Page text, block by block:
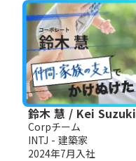
鈴木 慧 / Kei Suzuki
Corpチーム
INTJ - 建築家
2024年7月入社